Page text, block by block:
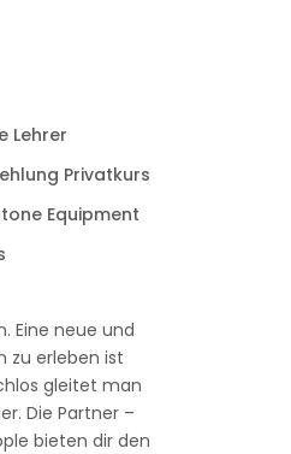
Lehrer
Privatkurs
Equipment
Eine neue und
zu erleben ist
gleitet man
Die Partner –
bieten dir den